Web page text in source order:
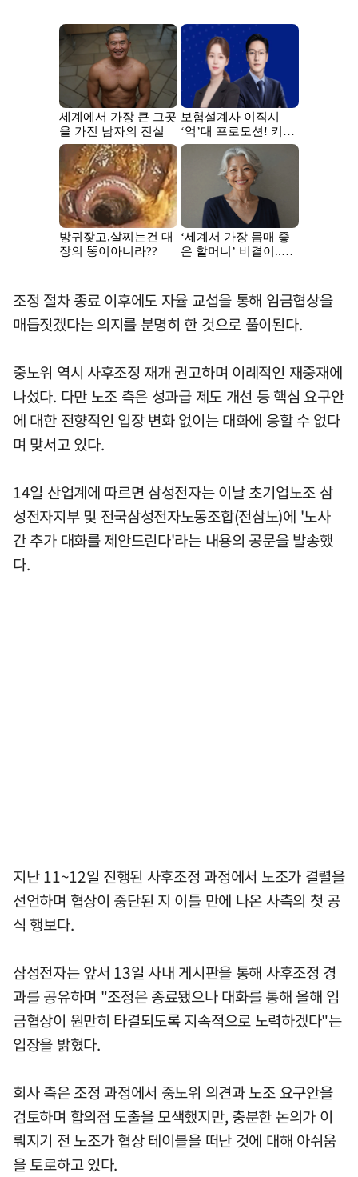
조정 절차 종료 이후에도 자율 교섭을 통해 임금협상을
매듭짓겠다는 의지를 분명히 한 것으로 풀이된다.
중노위 역시 사후조정 재개 권고하며 이례적인 재중재에
나섰다. 다만 노조 측은 성과급 제도 개선 등 핵심 요구안
에 대한 전향적인 입장 변화 없이는 대화에 응할 수 없다
며 맞서고 있다.
14일 산업계에 따르면 삼성전자는 이날 초기업노조 삼
성전자지부 및 전국삼성전자노동조합(전삼노)에 '노사
간 추가 대화를 제안드린다'라는 내용의 공문을 발송했
다.
지난 11~12일 진행된 사후조정 과정에서 노조가 결렬을
선언하며 협상이 중단된 지 이틀 만에 나온 사측의 첫 공
식 행보다.
삼성전자는 앞서 13일 사내 게시판을 통해 사후조정 경
과를 공유하며 "조정은 종료됐으나 대화를 통해 올해 임
금협상이 원만히 타결되도록 지속적으로 노력하겠다"는
입장을 밝혔다.
회사 측은 조정 과정에서 중노위 의견과 노조 요구안을
검토하며 합의점 도출을 모색했지만, 충분한 논의가 이
뤄지기 전 노조가 협상 테이블을 떠난 것에 대해 아쉬움
을 토로하고 있다.